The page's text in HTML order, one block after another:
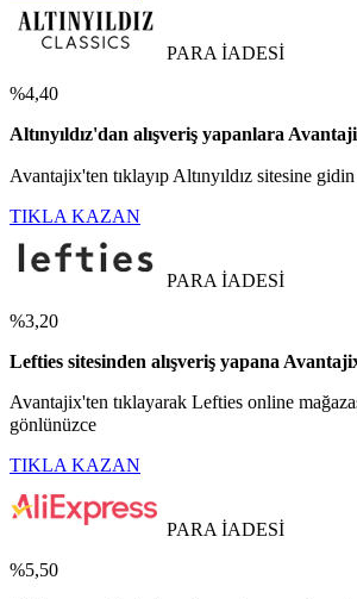
PARA İADESİ
%4,40
Altınyıldız'dan alışveriş yapanlara
Avantajix'ten tıklayıp Altınyıldız sitesine
TIKLA KAZAN
PARA İADESİ
%3,20
Lefties sitesinden alışveriş yapana
Avantajix'ten tıklayarak Lefties online
gönlünüzce
TIKLA KAZAN
PARA İADESİ
%5,50